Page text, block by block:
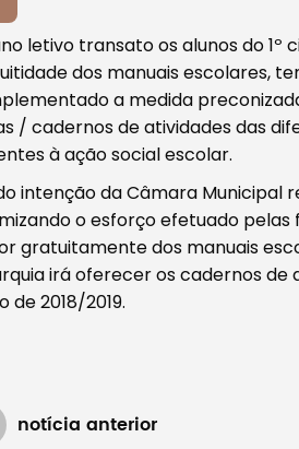
Tipo de conteúdo
Filtros
letivo transato os alunos do
dos manuais escolares,
a medida
/ cadernos de atividades das
à ação social escolar.
intenção da Câmara Municipal
o esforço efetuado
gratuitamente dos manuais
irá oferecer os cadernos de
de 2018/2019.
notícia anterior